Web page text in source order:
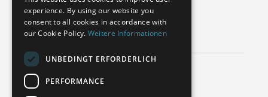
POŽÁDEJTE O RADU
Potřebujete pomoc s vaším strojem?
POLISH
experience. By using our website you
consent to all cookies in accordance with
our Cookie Policy. Weitere Informationen
UNBEDINGT ERFORDERLICH
PERFORMANCE